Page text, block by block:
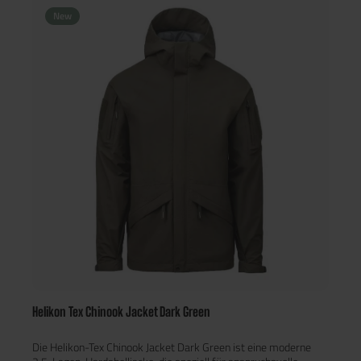
zuverlässig verhindern. Gleichzeitig transportiert die Membran
überschüssige Wärme und Feuchtigkeit effektiv nach außen
und sorgt so auch bei körperlicher Aktivität für ein angenehmes
Jacket über Belüftungsreißverschlüsse unter den Armen, eine
verstellbare Kapuze, individuell anpassbare Ärmelabschlüsse
sowie einen Kordelzug im Saum. Mehrere
Reißverschlusstaschen bieten ausreichend Platz für
Smartphone, Karten oder weiteres Equipment. Durch ihre
schlichte Optik und die Farbe Dark Green eignet sich die Jacke
New
Helikon Tex Chinook Jacket Dark Green
Die Helikon-Tex Chinook Jacket Dark Green ist eine moderne